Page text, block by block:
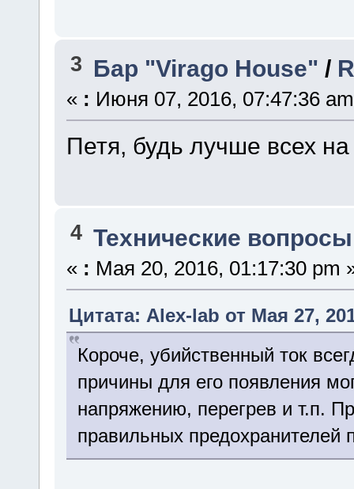
3 Бар "Virago House" /
« : Июня 07, 2016, 07:47:36
Петя, будь лучше всех
4 Технические вопросы
« : Мая 20, 2016, 01:17:30 pm
Цитата: Alex-lab от Мая 27,
Короче, убийственный ток
причины для его появления
напряжению, перегрев и т.п.
правильных предохранителей